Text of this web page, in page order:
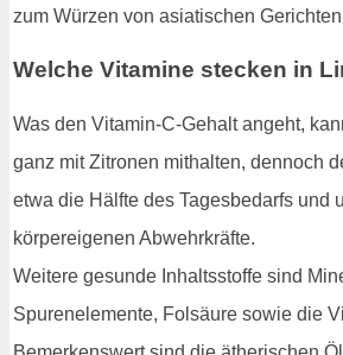
zum Würzen von asiatischen
Welche Vitamine stecken in
Was den Vitamin-C-Gehalt angeht,
ganz mit Zitronen mithalten, dennoch
etwa die Hälfte des Tagesbedarfs und
körpereigenen Abwehrkräfte.
Weitere gesunde Inhaltsstoffe sind
Spurenelemente, Folsäure sowie die